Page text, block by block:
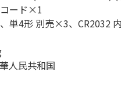
コード×1
単4形 別売×3、CR2032
人民共和国